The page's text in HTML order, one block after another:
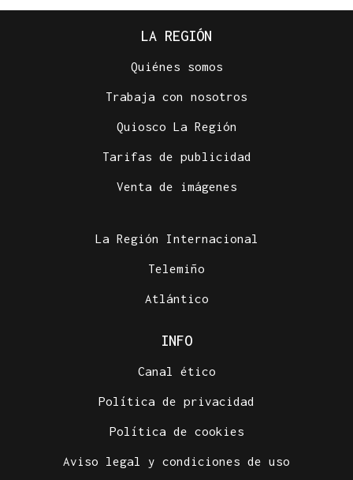
LA REGIÓN
Quiénes somos
Trabaja con nosotros
Quiosco La Región
Tarifas de publicidad
Venta de imágenes
La Región Internacional
Telemiño
Atlántico
INFO
Canal ético
Política de privacidad
Política de cookies
Aviso legal y condiciones de uso